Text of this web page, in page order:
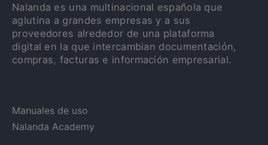
Nalanda es una multinacional española que
aglutina a grandes empresas y a sus
proveedores alrededor de una plataforma
digital en la que intercambian documentación,
compras, facturas e información empresarial.
Manuales de uso
Nalanda Academy